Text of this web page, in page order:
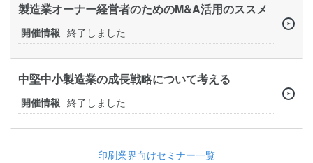
製造業オーナー経営者のためのM&A活用のススメ
開催情報 終了しました
中堅中小製造業の成長戦略について考える
開催情報 終了しました
印刷業界向けセミナー一覧